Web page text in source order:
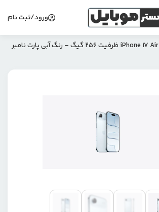
ورود/ثبت نام
/ آیفون iPhone 17 Air ظرفیت 256 گیگ – رنگ آبی پارت نامبر